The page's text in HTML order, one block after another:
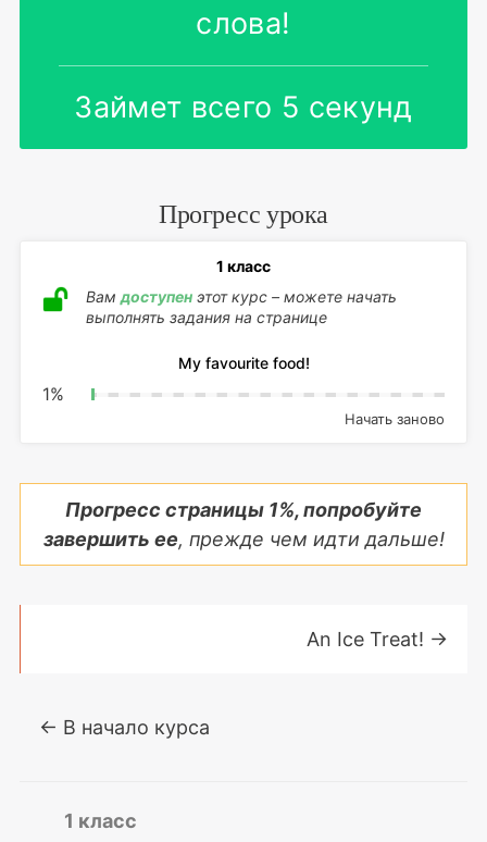
слова!
Займет всего 5 секунд
Прогресс урока
1 класс
Вам доступенэтот курс – можете начать
выполнять задания на странице
My favourite food!
1%
Начать заново
Прогресс страницы 1%, попробуйте
завершить ее, прежде чем идти дальше!
← В начало курса
An Ice Treat! →
1 класс